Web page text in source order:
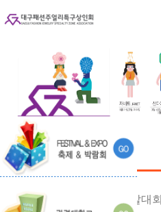
알림존
2024 미즈 주얼리모델 선발대회